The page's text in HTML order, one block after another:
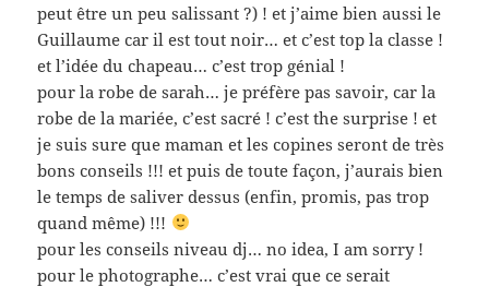
peut être un peu salissant ?) ! et j’aime bien aussi le
Guillaume car il est tout noir… et c’est top la classe !
et l’idée du chapeau… c’est trop génial !
pour la robe de sarah… je préfère pas savoir, car la
robe de la mariée, c’est sacré ! c’est the surprise ! et
je suis sure que maman et les copines seront de très
bons conseils !!! et puis de toute façon, j’aurais bien
le temps de saliver dessus (enfin, promis, pas trop
quand même) !!!
pour les conseils niveau dj… no idea, I am sorry !
pour le photographe… c’est vrai que ce serait